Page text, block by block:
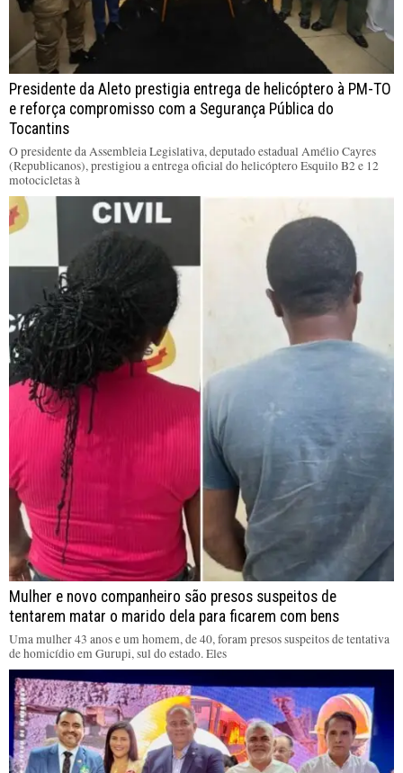
Presidente da Aleto prestigia entrega de helicóptero à PM-TO
e reforça compromisso com a Segurança Pública do
Tocantins
O presidente da Assembleia Legislativa, deputado estadual Amélio Cayres
(Republicanos), prestigiou a entrega oficial do helicóptero Esquilo B2 e 12
motocicletas à
Mulher e novo companheiro são presos suspeitos de
tentarem matar o marido dela para ficarem com bens
Uma mulher 43 anos e um homem, de 40, foram presos suspeitos de tentativa
de homicídio em Gurupi, sul do estado. Eles